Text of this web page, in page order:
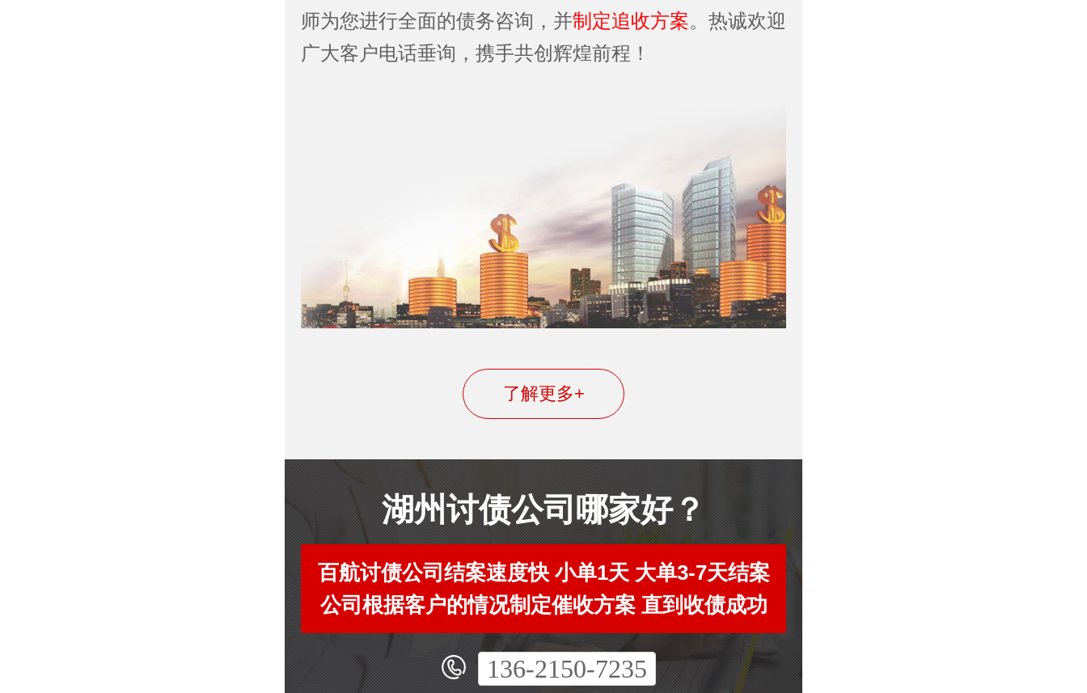
师为您进行全面的债务咨询，并制定追收方案。热诚欢迎
广大客户电话垂询，携手共创辉煌前程！
了解更多+
湖州讨债公司哪家好？
百航讨债公司结案速度快 小单1天 大单3-7天结案
公司根据客户的情况制定催收方案 直到收债成功
136-2150-7235